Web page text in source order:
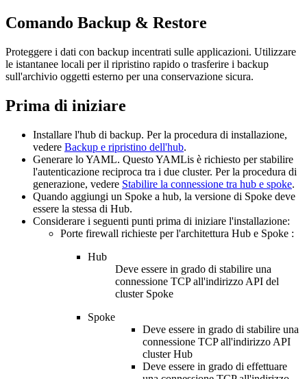
Comando Backup & Restore
Proteggere i dati con backup incentrati sulle applicazioni. Utilizzare
le istantanee locali per il ripristino rapido o trasferire i backup
sull'archivio oggetti esterno per una conservazione sicura.
Prima di iniziare
Installare l'hub di backup. Per la procedura di installazione,
vedere Backup e ripristino dell'hub.
Generare lo YAML. Questo YAMLis è richiesto per stabilire
l'autenticazione reciproca tra i due cluster. Per la procedura di
generazione, vedere Stabilire la connessione tra hub e spoke.
Quando aggiungi un Spoke a hub, la versione di Spoke deve
essere la stessa di Hub.
Considerare i seguenti punti prima di iniziare l'installazione:
Porte firewall richieste per l'architettura Hub e Spoke :
Hub
Deve essere in grado di stabilire una
connessione TCP all'indirizzo API del
cluster Spoke
Spoke
Deve essere in grado di stabilire una
connessione TCP all'indirizzo API
clusterHub
Deve essere in grado di effettuare